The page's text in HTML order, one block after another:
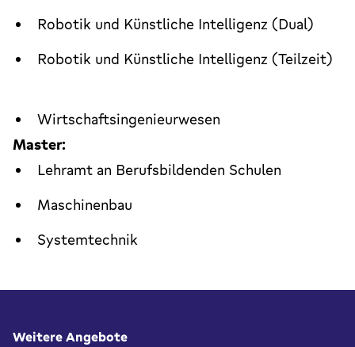
Robotik und Künstliche Intelligenz (Dual)
Robotik und Künstliche Intelligenz (Teilzeit)
Wirtschaftsingenieurwesen
Master:
Lehramt an Berufsbildenden Schulen
Maschinenbau
Systemtechnik
Fußbereich
Weitere Angebote